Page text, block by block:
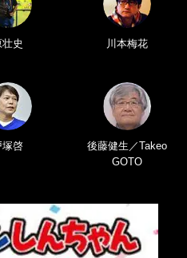
壮史 川本梅花
塚啓
後藤健生／Takeo
GOTO